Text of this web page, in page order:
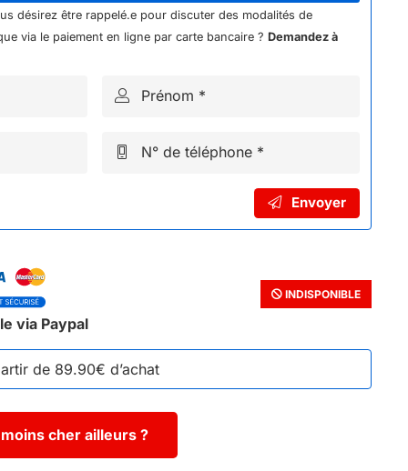
désirez être rappelé.e pour discuter des modalités de
via le paiement en ligne par carte bancaire ? Demandez à
Prénom *
N° de téléphone *
Envoyer
INDISPONIBLE
via Paypal
de 89.90€ d’achat
cher ailleurs ?